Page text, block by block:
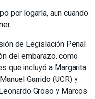
por logarla, aun cuando
de Legislación Penal
del embarazo, como
que incluyó a Margarita
Garrido (UCR) y
Groso y Marcos